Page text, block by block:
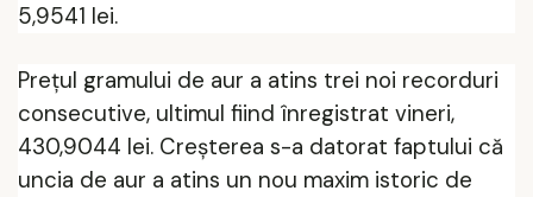
5,9541 lei.
Prețul gramului de aur a atins trei noi recorduri
consecutive, ultimul fiind înregistrat vineri,
430,9044 lei. Creșterea s-a datorat faptului că
uncia de aur a atins un nou maxim istoric de